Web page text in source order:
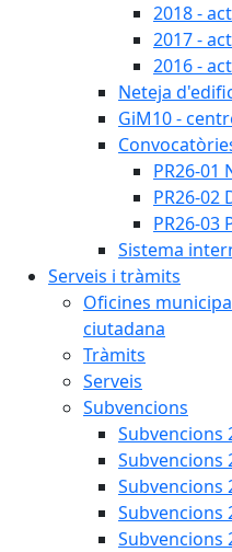
2018 -
2017 -
2016 -
Neteja
GiM10 -
PR26-01
PR26-02
PR26-03
Sistema
Serveis i tràmits
Oficines
ciutadana
Tràmits
Serveis
Subvencions
Subvencions
Subvencions
Subvencions
Subvencions
Subvencions